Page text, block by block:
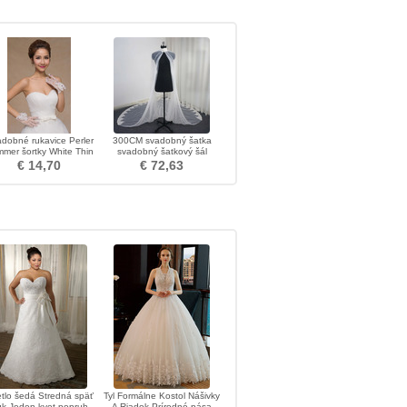
rukavice Perler
šortky White Thin
Decoration
€ 14,70
300CM svadobný šatka
svadobný šatkový šál
€ 72,63
šedá Stredná späť
Tyl Formálne Kostol Nášivky